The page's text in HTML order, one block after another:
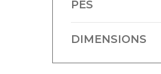
PES
DIMENSIONS